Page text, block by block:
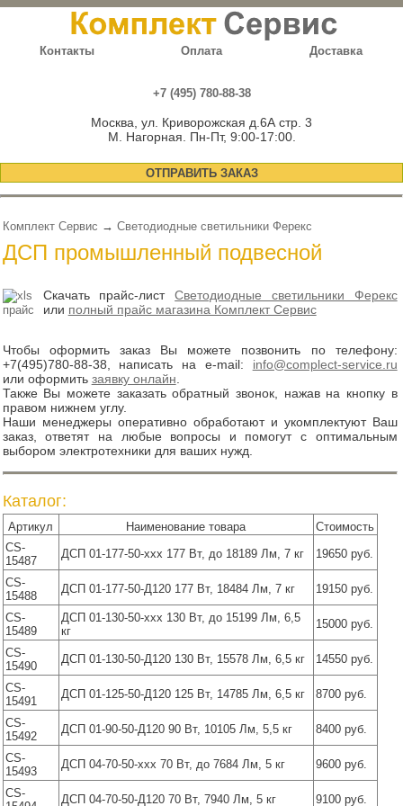
Контакты Оплата Доставка
+7 (495) 780-88-38
Москва, ул. Криворожская д.6А стр. 3
М. Нагорная. Пн-Пт, 9:00-17:00.
ОТПРАВИТЬ ЗАКАЗ
Комплект Сервис → Светодиодные светильники Ферекс
ДСП промышленный подвесной
Скачать прайс-листСветодиодные светильники Ферекс
или полный прайс магазина Комплект Сервис
Чтобы оформить заказ Вы можете позвонить по телефону:
+7(495)780-88-38, написать на e-mail: info@complect-service.ru
или оформить заявку онлайн.
Также Вы можете заказать обратный звонок, нажав на кнопку в
правом нижнем углу.
Наши менеджеры оперативно обработают и укомплектуют Ваш
заказ, ответят на любые вопросы и помогут с оптимальным
выбором электротехники для ваших нужд.
Каталог:
Артикул Наименование товара
Стоимость
CS-
15487
ДСП 01-177-50-ххх 177 Вт, до 18189 Лм, 7 кг 19650 руб.
CS-
15488
ДСП 01-177-50-Д120 177 Вт, 18484 Лм, 7 кг 19150 руб.
CS-
15489
ДСП 01-130-50-ххх 130 Вт, до 15199 Лм, 6,5
кг
15000 руб.
CS-
15490
ДСП 01-130-50-Д120 130 Вт, 15578 Лм, 6,5 кг 14550 руб.
CS-
15491
ДСП 01-125-50-Д120 125 Вт, 14785 Лм, 6,5 кг 8700 руб.
CS-
15492
ДСП 01-90-50-Д120 90 Вт, 10105 Лм, 5,5 кг 8400 руб.
CS-
15493
ДСП 04-70-50-ххх 70 Вт, до 7684 Лм, 5 кг 9600 руб.
CS-
ДСП 04-70-50-Д120 70 Вт, 7940 Лм, 5 кг 9100 руб.